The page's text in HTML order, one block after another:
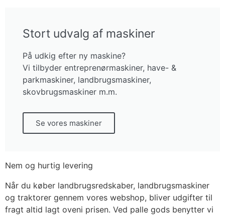
Stort udvalg af maskiner
På udkig efter ny maskine?
Vi tilbyder entreprenørmaskiner, have- &
parkmaskiner, landbrugsmaskiner,
skovbrugsmaskiner m.m.
Se vores maskiner
Nem og hurtig levering
Når du køber landbrugsredskaber, landbrugsmaskiner
og traktorer gennem vores webshop, bliver udgifter til
fragt altid lagt oveni prisen. Ved palle gods benytter vi